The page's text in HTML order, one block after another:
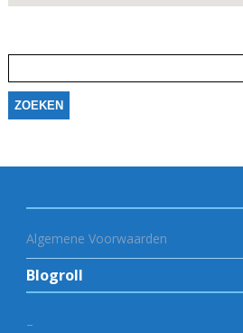
naar:
Algemene Voorwaarden
Blogroll
–